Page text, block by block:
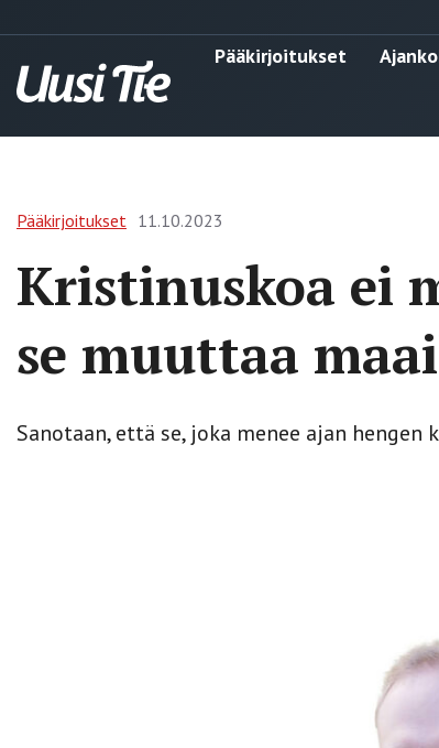
Pääkirjoitukset
Pääkirjoitukset 11.10.2023
Kristinuskoa ei
se muuttaa
Sanotaan, että se, joka menee ajan